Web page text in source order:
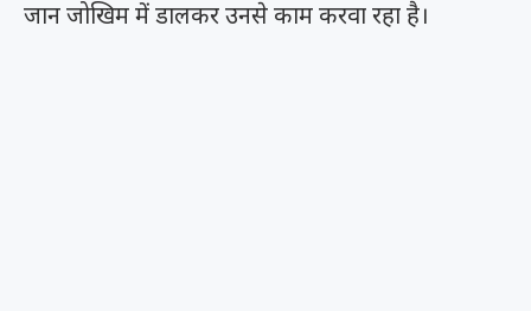
जान जोखिम में डालकर उनसे काम करवा रहा है।